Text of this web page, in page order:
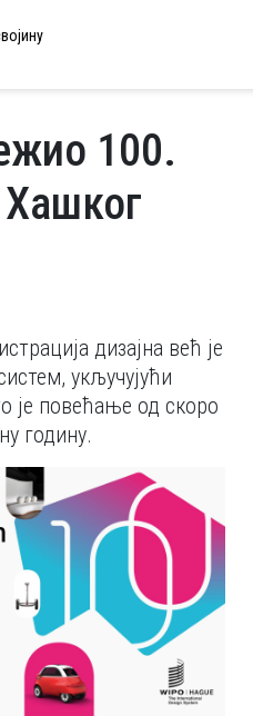
100.
дизајна већ је
укључујући
је повећање од скоро
годину.